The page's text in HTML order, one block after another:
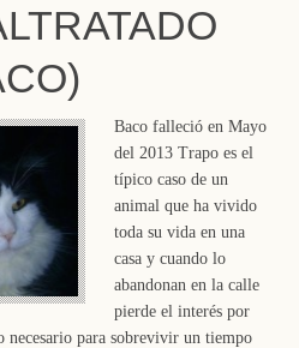
Baco falleció en Mayo
del 2013 Trapo es el
típico caso de un
animal que ha vivido
toda su vida en una
casa y cuando lo
abandonan en la calle
pierde el interés por
necesario para sobrevivir un tiempo